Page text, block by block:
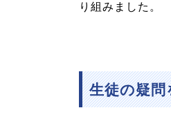
り組みました。
生徒の疑